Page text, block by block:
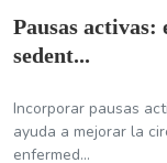
Pausas
sedent...
Incorporar pausas
ayuda a mejorar la
enfermed...